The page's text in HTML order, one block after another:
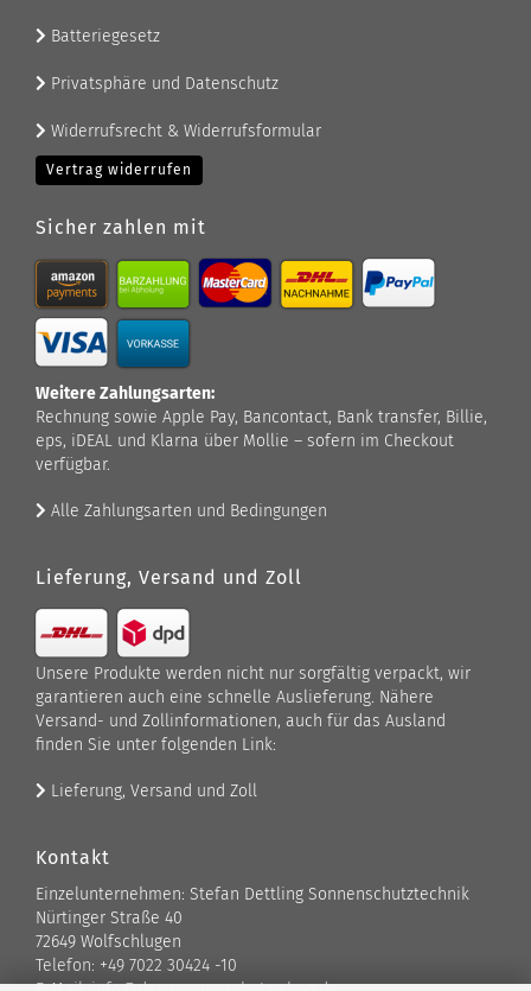
Batteriegesetz
Privatsphäre und Datenschutz
Widerrufsrecht & Widerrufsformular
Vertrag widerrufen
Sicher zahlen mit
Weitere Zahlungsarten:
Rechnung sowie Apple Pay, Bancontact, Bank transfer, Billie,
eps, iDEAL und Klarna über Mollie – sofern im Checkout
verfügbar.
Alle Zahlungsarten und Bedingungen
Lieferung, Versand und Zoll
Unsere Produkte werden nicht nur sorgfältig verpackt, wir
garantieren auch eine schnelle Auslieferung. Nähere
Versand- und Zollinformationen, auch für das Ausland
finden Sie unter folgenden Link:
Lieferung, Versand und Zoll
Kontakt
Einzelunternehmen: Stefan Dettling Sonnenschutztechnik
Nürtinger Straße 40
72649 Wolfschlugen
Telefon: +49 7022 30424 -10